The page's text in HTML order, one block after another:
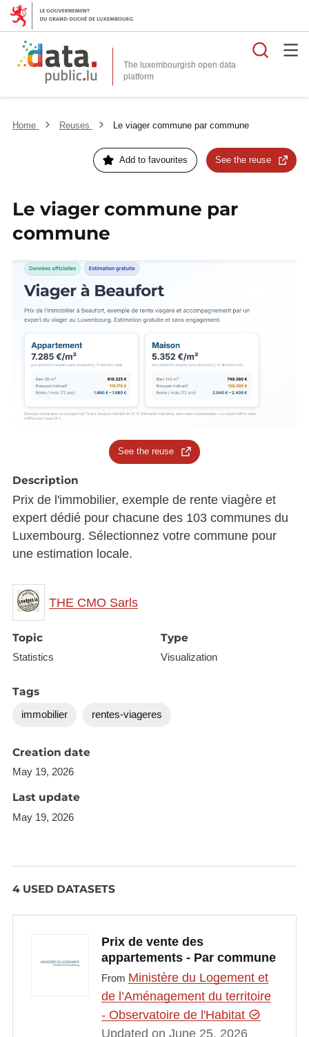
The luxembourgish open data
platform
Home Reuses Le viager commune par commune
Add to favourites See the reuse
Le viager commune par
commune
See the reuse
Description
Prix de l'immobilier, exemple de rente viagère et
expert dédié pour chacune des 103 communes du
Luxembourg. Sélectionnez votre commune pour
une estimation locale.
THE CMO Sarls
Topic
Statistics
Type
Visualization
Tags
immobilier rentes-viageres
Creation date
May 19, 2026
Last update
May 19, 2026
4 USED DATASETS
Prix de vente des
appartements - Par commune
From Ministère du Logement et
de l’Aménagement du territoire
- Observatoire de l'Habitat
Updated on June 25, 2026